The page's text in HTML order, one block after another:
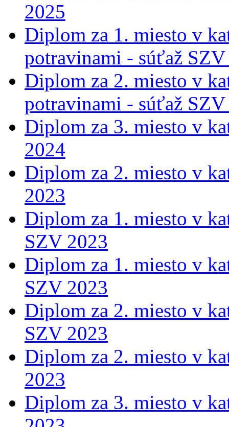
2025
Diplom za 1. miesto v
potravinami - súťaž
Diplom za 2. miesto v
potravinami - súťaž
Diplom za 3. miesto v
2024
Diplom za 2. miesto v
2023
Diplom za 1. miesto v
SZV 2023
Diplom za 1. miesto v
SZV 2023
Diplom za 2. miesto v
SZV 2023
Diplom za 2. miesto v
2023
Diplom za 3. miesto v